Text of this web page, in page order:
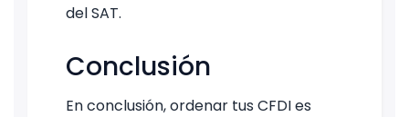
del SAT.
Conclusión
En conclusión, ordenar tus CFDI es